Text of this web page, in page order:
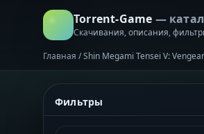
Torrent-Game —
Скачивания, описания,
Главная /Shin Megami Tensei V:
Фильтры